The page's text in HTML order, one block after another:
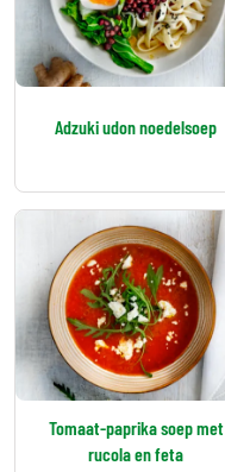
Adzuki udon noedelsoep
Tomaat-paprika soep met
rucola en feta